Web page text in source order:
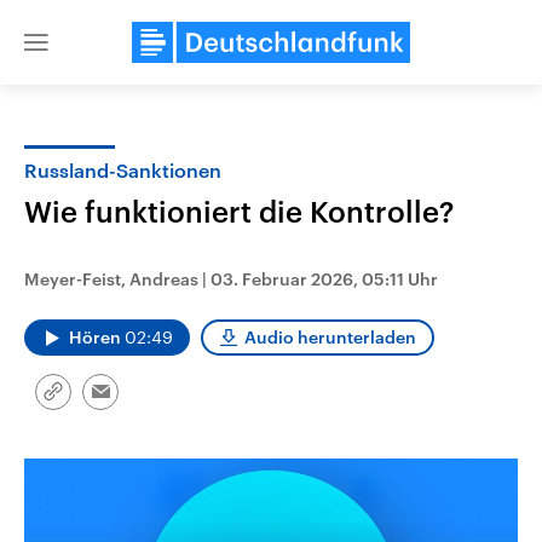
Close
Alle Informationen
Sachsen-Anhalt wählt am 6.
September 2026 einen neuen
Landtag. Seit 2021 wird das
Bundesland von einer Koalition aus
Hintergründe
Wirtschaftlich und
gehören die Vereinigten
den mächtigsten Ländern
mit großem Einfluss auf
Russland-Sanktionen
Wie funktioniert die Kontrolle?
Meyer-Feist, Andreas | 03. Februar 2026, 05:11 Uhr
Hören 02:49 Audio herunterladen
Link
Email